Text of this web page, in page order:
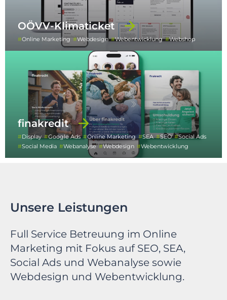
OÖVV-Klimaticket
Online Marketing Webdesign Webentwicklung Webshop
finakredit
Display Google Ads Online Marketing SEA SEO
Social Ads
Social Media
Webanalyse Webdesign Webentwicklung
Unsere Leistungen
Full Service Betreuung im Online
Marketing mit Fokus auf SEO, SEA,
Social Ads und Webanalyse sowie
Webdesign und Webentwicklung.